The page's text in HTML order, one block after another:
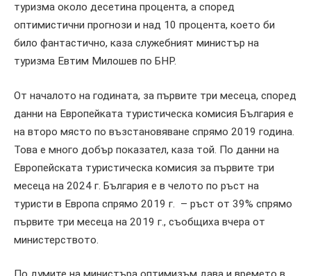
туризма около десетина процента, а според
оптимистични прогнози и над 10 процента, което би
било фантастично, каза служебният министър на
туризма Евтим Милошев по БНР.
От началото на годината, за първите три месеца, според
данни на Европейката туристическа комисия България е
на второ място по възстановяване спрямо 2019 година.
Това е много добър показател, каза той. По данни на
Европейската туристическа комисия за първите три
месеца на 2024 г. България е в челото по ръст на
туристи в Европа спрямо 2019 г. – ръст от 39% спрямо
първите три месеца на 2019 г., съобщиха вчера от
министерството.